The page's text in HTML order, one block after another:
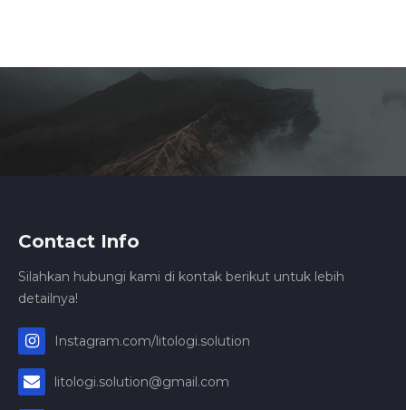
Contact Info
Silahkan hubungi kami di kontak berikut untuk lebih
detailnya!
Instagram.com/litologi.solution
litologi.solution@gmail.com